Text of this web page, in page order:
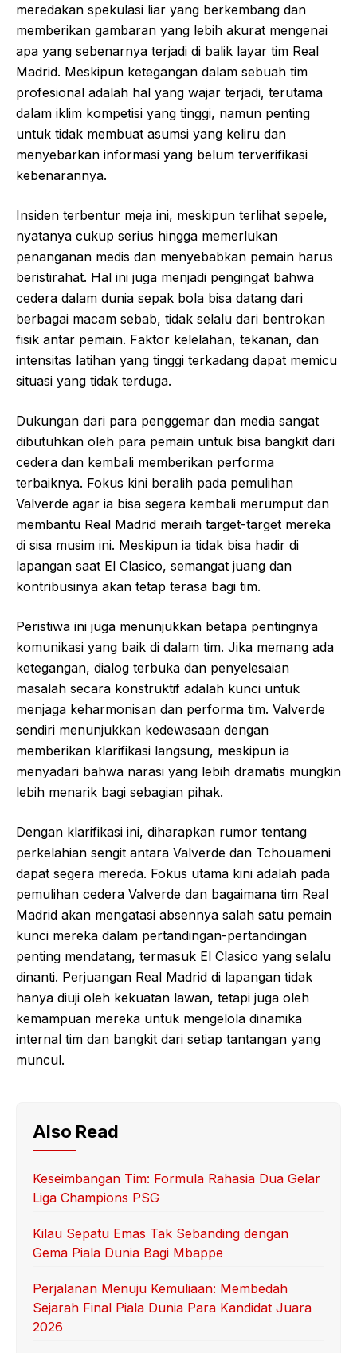
meredakan spekulasi liar yang berkembang dan
memberikan gambaran yang lebih akurat mengenai
apa yang sebenarnya terjadi di balik layar tim Real
Madrid. Meskipun ketegangan dalam sebuah tim
profesional adalah hal yang wajar terjadi, terutama
dalam iklim kompetisi yang tinggi, namun penting
untuk tidak membuat asumsi yang keliru dan
menyebarkan informasi yang belum terverifikasi
kebenarannya.
Insiden terbentur meja ini, meskipun terlihat sepele,
nyatanya cukup serius hingga memerlukan
penanganan medis dan menyebabkan pemain harus
beristirahat. Hal ini juga menjadi pengingat bahwa
cedera dalam dunia sepak bola bisa datang dari
berbagai macam sebab, tidak selalu dari bentrokan
fisik antar pemain. Faktor kelelahan, tekanan, dan
intensitas latihan yang tinggi terkadang dapat memicu
situasi yang tidak terduga.
Dukungan dari para penggemar dan media sangat
dibutuhkan oleh para pemain untuk bisa bangkit dari
cedera dan kembali memberikan performa
terbaiknya. Fokus kini beralih pada pemulihan
Valverde agar ia bisa segera kembali merumput dan
membantu Real Madrid meraih target-target mereka
di sisa musim ini. Meskipun ia tidak bisa hadir di
lapangan saat El Clasico, semangat juang dan
kontribusinya akan tetap terasa bagi tim.
Peristiwa ini juga menunjukkan betapa pentingnya
komunikasi yang baik di dalam tim. Jika memang ada
ketegangan, dialog terbuka dan penyelesaian
masalah secara konstruktif adalah kunci untuk
menjaga keharmonisan dan performa tim. Valverde
sendiri menunjukkan kedewasaan dengan
memberikan klarifikasi langsung, meskipun ia
menyadari bahwa narasi yang lebih dramatis mungkin
lebih menarik bagi sebagian pihak.
Dengan klarifikasi ini, diharapkan rumor tentang
perkelahian sengit antara Valverde dan Tchouameni
dapat segera mereda. Fokus utama kini adalah pada
pemulihan cedera Valverde dan bagaimana tim Real
Madrid akan mengatasi absennya salah satu pemain
kunci mereka dalam pertandingan-pertandingan
penting mendatang, termasuk El Clasico yang selalu
dinanti. Perjuangan Real Madrid di lapangan tidak
hanya diuji oleh kekuatan lawan, tetapi juga oleh
kemampuan mereka untuk mengelola dinamika
internal tim dan bangkit dari setiap tantangan yang
muncul.
Also Read
Keseimbangan Tim: Formula Rahasia Dua Gelar
Liga Champions PSG
Kilau Sepatu Emas Tak Sebanding dengan
Gema Piala Dunia Bagi Mbappe
Perjalanan Menuju Kemuliaan: Membedah
Sejarah Final Piala Dunia Para Kandidat Juara
2026